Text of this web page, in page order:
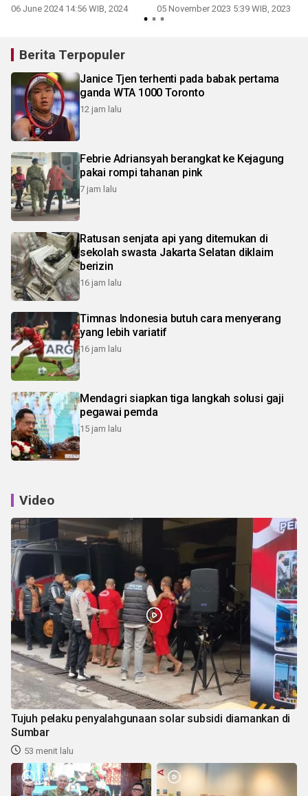
06 June 2024 14:56 WIB, 2024 05 November 2023 5:39 WIB, 2023
Berita Terpopuler
Janice Tjen terhenti pada babak pertama
ganda WTA 1000 Toronto
12 jam lalu
Febrie Adriansyah berangkat ke Kejagung
pakai rompi tahanan pink
7 jam lalu
Ratusan senjata api yang ditemukan di
sekolah swasta Jakarta Selatan diklaim
berizin
16 jam lalu
Timnas Indonesia butuh cara menyerang
yang lebih variatif
16 jam lalu
Mendagri siapkan tiga langkah solusi gaji
pegawai pemda
15 jam lalu
Video
Tujuh pelaku penyalahgunaan solar subsidi diamankan di
Sumbar
53 menit lalu